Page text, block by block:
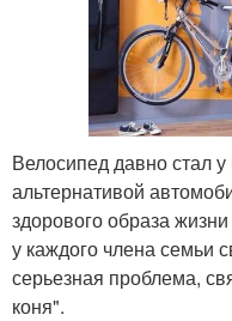
Велосипед давно стал
альтернативой
здорового образа
у каждого члена семьи
серьезная проблема,
коня".